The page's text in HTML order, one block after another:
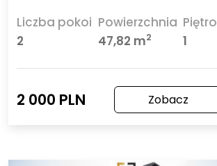
Liczba pokoi
2
Powierzchnia
47,82 m2
Piętro
1
2 000 PLN Zobacz